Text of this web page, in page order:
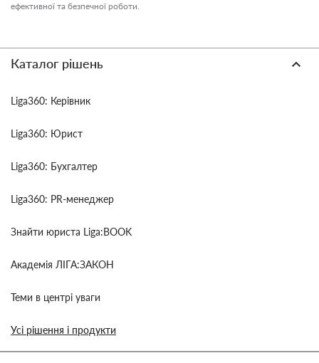
ефективної та безпечної роботи.
Каталог рішень
Liga360: Керівник
Liga360: Юрист
Liga360: Бухгалтер
Liga360: PR-менеджер
Знайти юриста Liga:BOOK
Академія ЛІГА:ЗАКОН
Теми в центрі уваги
Усі рішення і продукти